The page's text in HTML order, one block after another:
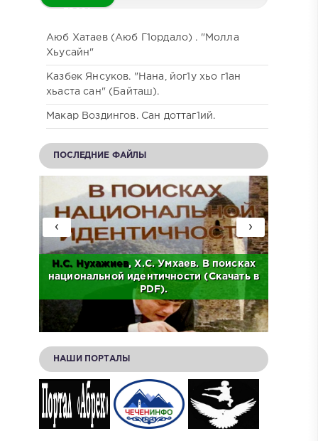
Аюб Хатаев (Аюб Г1ордало) . "Молла
Хьусайн"
Казбек Янсуков. "Нана, йог1у хьо г1ан
хьаста сан" (Байташ).
Макар Воздингов. Сан доттаг1ий.
ПОСЛЕДНИЕ ФАЙЛЫ
Н.С. Нухажиев, Х.С. Умхаев. В поисках
национальной идентичности (Скачать в
PDF).
›
‹
НАШИ ПОРТАЛЫ